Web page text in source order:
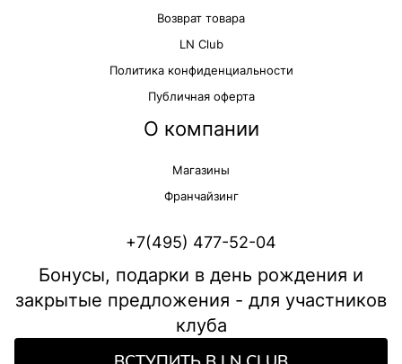
Возврат товара
LN Club
Политика конфиденциальности
Публичная оферта
О компании
Магазины
Франчайзинг
+7(495) 477-52-04
Бонусы, подарки в день рождения и
закрытые предложения - для участников
клуба